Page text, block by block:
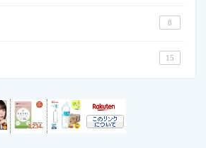
8
15